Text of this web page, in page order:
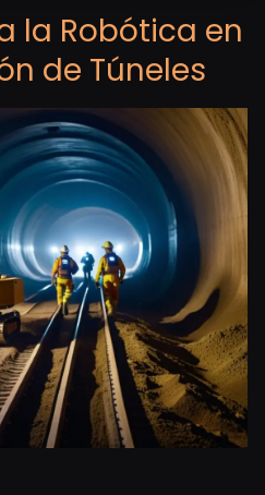
la Robótica en
de Túneles